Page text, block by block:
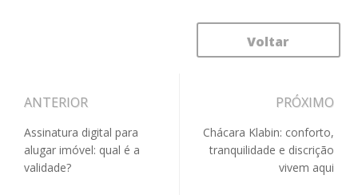
Voltar
ANTERIOR
Assinatura digital para
alugar imóvel: qual é a
validade?
PRÓXIMO
Chácara Klabin: conforto,
tranquilidade e discrição
vivem aqui